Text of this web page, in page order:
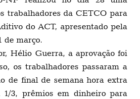
trabalhadores da CETCO para
do ACT, apresentado pela
de março.
Hélio Guerra, a aprovação foi
os trabalhadores passaram a
de final de semana hora extra
1/3, prêmios em dinheiro para